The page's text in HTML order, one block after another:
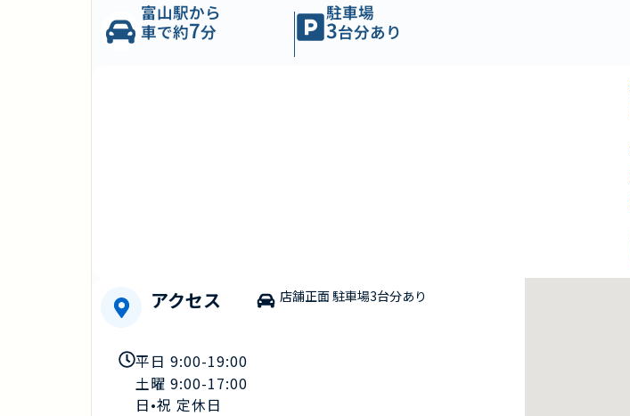
富山駅から
車で約7分
駐車場
3台分あり
アクセス 店舗正面 駐車場3台分あり
平日 9:00-19:00
土曜 9:00-17:00
日•祝 定休日